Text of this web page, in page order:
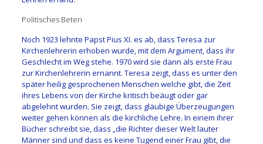
Politisches Beten
Noch 1923 lehnte Papst Pius XI. es ab, dass Teresa zur
Kirchenlehrerin erhoben wurde, mit dem Argument, dass ihr
Geschlecht im Weg stehe. 1970 wird sie dann als erste Frau
zur Kirchenlehrerin ernannt. Teresa zeigt, dass es unter den
später heilig gesprochenen Menschen welche gibt, die Zeit
ihres Lebens von der Kirche kritisch beäugt oder gar
abgelehnt wurden. Sie zeigt, dass gläubige Überzeugungen
weiter gehen können als die kirchliche Lehre. In einem ihrer
Bücher schreibt sie, dass „die Richter dieser Welt lauter
Männer sind und dass es keine Tugend einer Frau gibt, die